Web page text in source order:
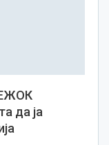
да ја